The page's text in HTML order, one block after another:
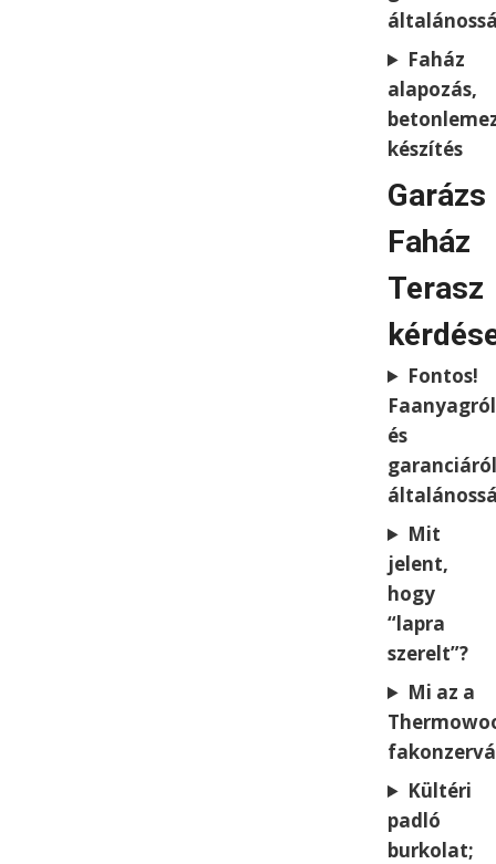
Faház
alapozás,
készítés
Garázs
Faház
Terasz
Fontos!
Faanyagról
és
garanciáról
Mit
jelent,
hogy
“lapra
szerelt”?
Mi az a
Kültéri
padló
burkolat;